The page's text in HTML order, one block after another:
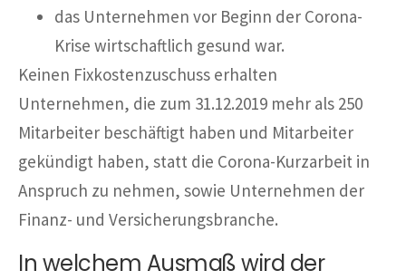
das Unternehmen vor Beginn der Corona-
Krise wirtschaftlich gesund war.
Keinen Fixkostenzuschuss erhalten
Unternehmen, die zum 31.12.2019 mehr als 250
Mitarbeiter beschäftigt haben und Mitarbeiter
gekündigt haben, statt die Corona-Kurzarbeit in
Anspruch zu nehmen, sowie Unternehmen der
Finanz- und Versicherungsbranche.
In welchem Ausmaß wird der